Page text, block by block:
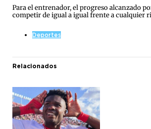
Para el entrenador, el progreso alcanzado
competir de igual a igual frente a cualquier
Deportes
Relacionados